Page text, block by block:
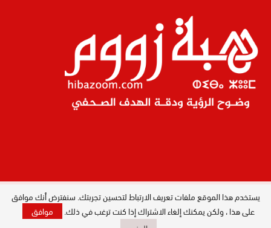
المدير العام : ليلى البصري بصيري / جميع
الحقوق محفوظة © 2026
يستخدم هذا الموقع ملفات تعريف الارتباط لتحسين تجربتك. سنفترض أنك موافق
على هذا ، ولكن يمكنك إلغاء الاشتراك إذا كنت ترغب في ذلك.
موافق